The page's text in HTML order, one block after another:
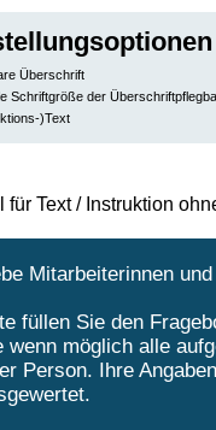
Überschrift
Schriftgröße der
)Text
für Text / Instruktion
Mitarbeiterinnen
füllen Sie den
wenn möglich alle
Person. Ihre